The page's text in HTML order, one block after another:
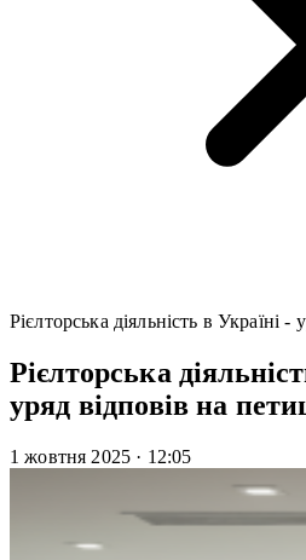
Рієлторська діяльність в Україні
Рієлторська
уряд відповів на
1 жовтня 2025 · 12:05